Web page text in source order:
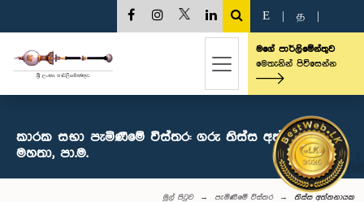
E த
මගේ පාර්ලිමේන්තුව
මෙතැනින් පිවිසෙන්න
කාරක සභා පැමිණීමේ විස්තර: ගරු තිස්ස අත්තනායක
මහතා, පා.ම.
මුල් පිටුව පැමිණීමේ විස්තර තිස්ස අත්තනායක